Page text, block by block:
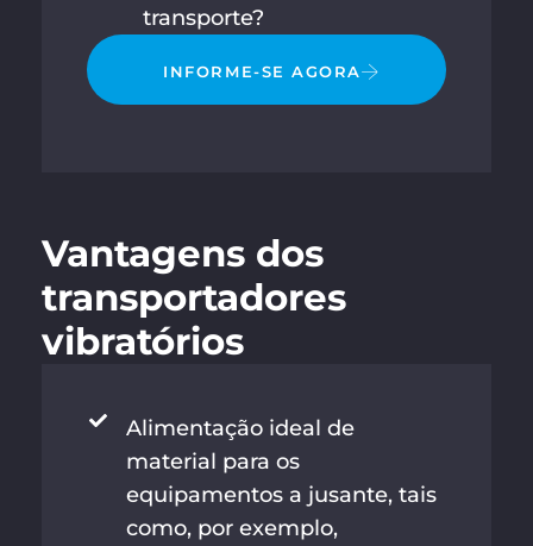
transporte?
INFORME-SE AGORA
Vantagens dos
transportadores
vibratórios
Alimentação ideal de
material para os
equipamentos a jusante, tais
como, por exemplo,